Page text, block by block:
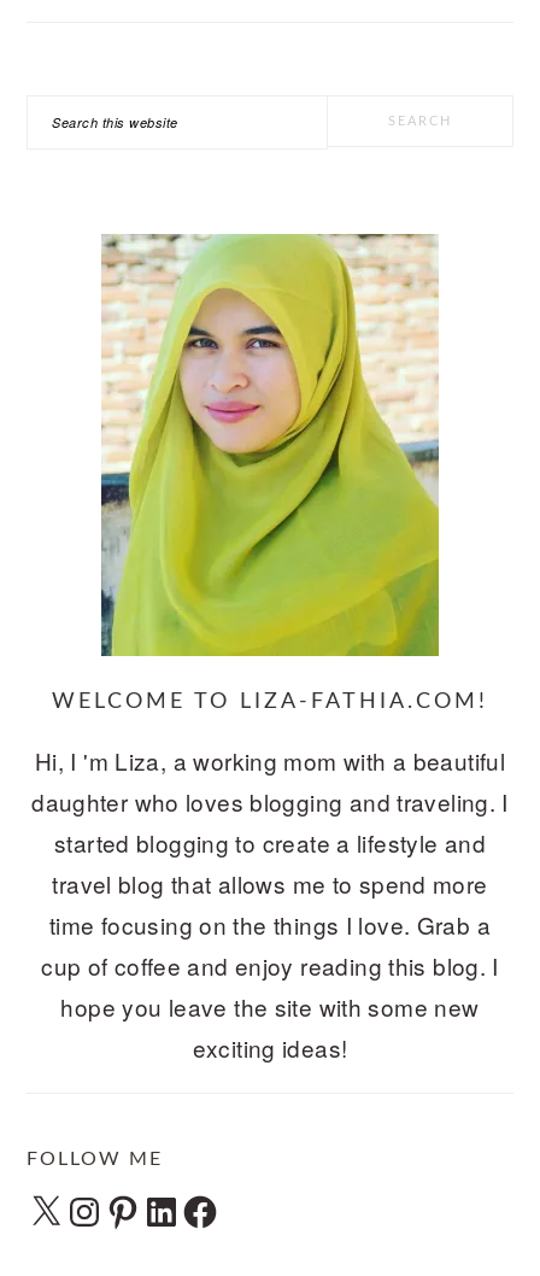
Search
WELCOME TO LIZA-FATHIA.COM!
Hi, I 'm Liza, a working mom with a beautiful
daughter who loves blogging and traveling. I
started blogging to create a lifestyle and
travel blog that allows me to spend more
time focusing on the things I love. Grab a
cup of coffee and enjoy reading this blog. I
hope you leave the site with some new
exciting ideas!
FOLLOW ME
X Instagram
Pinterest
LinkedInFacebook